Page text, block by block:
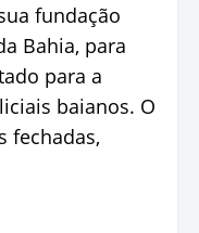
fundação
Bahia, para
para a
baianos. O
fechadas,